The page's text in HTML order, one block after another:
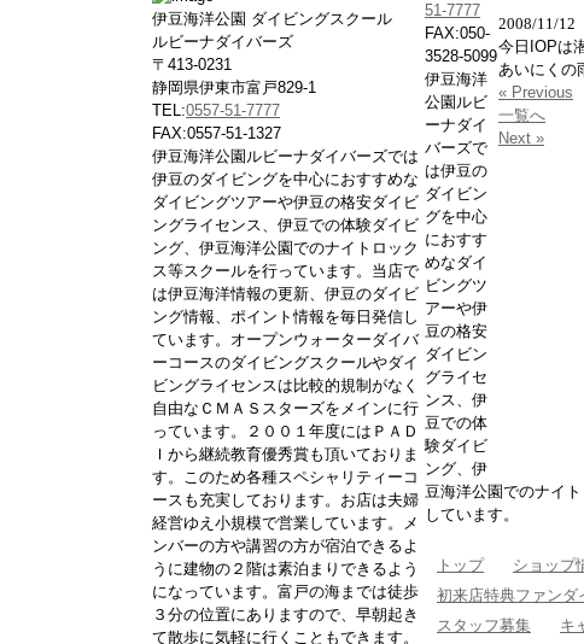
伊豆海洋公園 ダイビングスクール
ルビーナダイバーズ
〒413-0231
静岡県伊東市富戸829-1
TEL:0557-51-7777
FAX:0557-51-1327
伊豆海洋公園ルビーナダイバーズでは
伊豆のダイビングを中心におすすめな
ダイビングツアーや伊豆の格安ダイビ
ングライセンス、伊豆での体験ダイビ
ング、伊豆海洋公園でのナイトロック
ス等スクールを行っています。当店で
は伊豆海洋情報の更新、伊豆のダイビ
ング情報、ポイント情報を毎日発信し
ています。オープンウォーターダイバ
ーコースのダイビングスクールやダイ
ビングライセンスは比較的規制がなく
自由なＣＭＡＳスターズをメインに行
っています。２００１年度にはＰＡＤ
Ｉから継続教育優秀賞も頂いておりま
す。このため各種スペシャリティーコ
ースも充実しております。お店は夫婦
経営ゆえ小規模で営業しています。メ
ンバーの方や講習の方が宿泊できるよ
うに建物の２階は素泊まりできるよう
になっています。富戸の海までは徒歩
３分の位置にありますので、早朝起き
て散歩に気軽に行くこともできます。
2008/11/12
今日IOPは
あいにくの
« Previous
一覧へ
Next »
51-7777
FAX:050-
3528-5099
伊豆海洋
公園ルビ
ーナダイ
バーズで
は伊豆の
ダイビン
グを中心
におすす
めなダイ
ビングツ
アーや伊
豆の格安
ダイビン
グライセ
ンス、伊
豆での体
験ダイビ
ング、伊
豆海洋公園でのナイ
しています。
トップ ショップ
初来店特典ファンダ
スタッフ募集
キ